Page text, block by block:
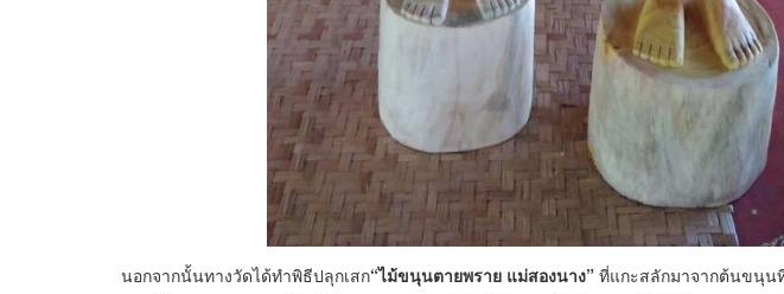
นอกจากนั้นทางวัดได้ทำพิธีปลุกเสก“ไม้ขนุนตายพราย แม่สองนาง” ที่แกะสลักมาจากต้นขนุน